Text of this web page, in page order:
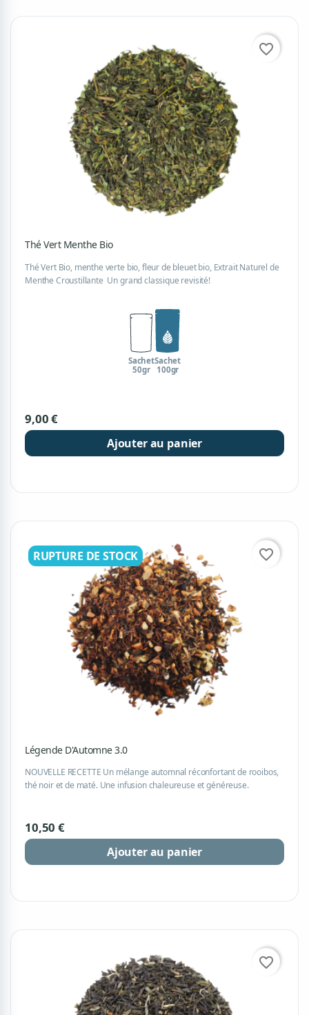
Thé Vert Menthe Bio
Thé Vert Bio, menthe verte bio, fleur de bleuet bio, Extrait Naturel de
Menthe Croustillante Un grand classique revisité!
Sachet
50gr
Sachet
100gr
9,00 €
Ajouter au panier
favorite_border
RUPTURE DE STOCK
Légende D'Automne 3.0
NOUVELLE RECETTE Un mélange automnal réconfortant de rooibos,
thé noir et de maté. Une infusion chaleureuse et généreuse.
10,50 €
Ajouter au panier
favorite_border
favorite_border